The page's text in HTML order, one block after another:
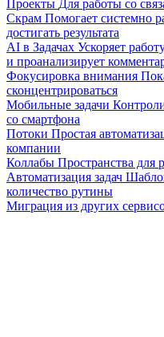
Проекты Для работы со
Скрам Помогает системно
достигать результата
AI в Задачах Ускоряет
и проанализирует
Фокусировка внимания
сконцентрироваться
Мобильные задачи
со смартфона
Потоки Простая
компании
Коллабы Пространства для
Автоматизация задач
количество рутины
Миграция из других